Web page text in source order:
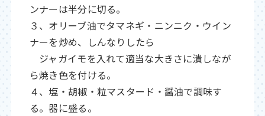
ンナーは半分に切る。
３、オリーブ油でタマネギ・ニンニク・ウイン
ナーを炒め、しんなりしたら
ジャガイモを入れて適当な大きさに潰しなが
ら焼き色を付ける。
４、塩・胡椒・粒マスタード・醤油で調味す
る。器に盛る。